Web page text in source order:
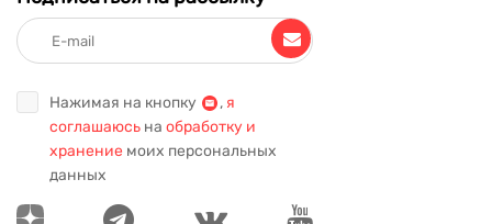
Нажимая на кнопку , я
соглашаюсь на обработку и
хранение моих персональных
данных